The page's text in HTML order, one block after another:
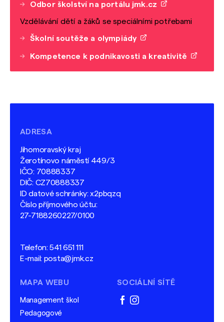
Odbor školství na portálu jmk.cz
Vzdělávání dětí a žáků se speciálními potřebami
Školní soutěže a olympiády
Kompetence k podnikavosti a kreativitě
ADRESA
Jihomoravský kraj
Žerotínovo náměstí 449/3
IČO: 70888337
DIČ: CZ70888337
ID datové schránky: x2pbqzq
Číslo příjmového účtu:
27-7188260227/0100
Telefon:541 651 111
E-mail: posta@jmk.cz
MAPA WEBU
Management škol
Pedagogové
SOCIÁLNÍ SÍTĚ
facebook
instagram